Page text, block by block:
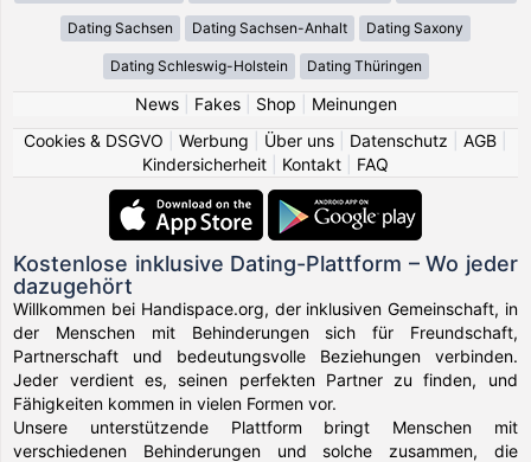
Dating Sachsen Dating Sachsen-Anhalt Dating Saxony
Dating Schleswig-Holstein Dating Thüringen
News| Fakes| Shop
Meinungen
Cookies & DSGVO
Werbung Über uns Datenschutz AGB
Kindersicherheit
Kontakt FAQ
Kostenlose inklusive Dating-Plattform – Wo jeder
dazugehört
Willkommen bei Handispace.org, der inklusiven Gemeinschaft, in
der Menschen mit Behinderungen sich für Freundschaft,
Partnerschaft und bedeutungsvolle Beziehungen verbinden.
Jeder verdient es, seinen perfekten Partner zu finden, und
Fähigkeiten kommen in vielen Formen vor.
Unsere unterstützende Plattform bringt Menschen mit
verschiedenen Behinderungen und solche zusammen, die